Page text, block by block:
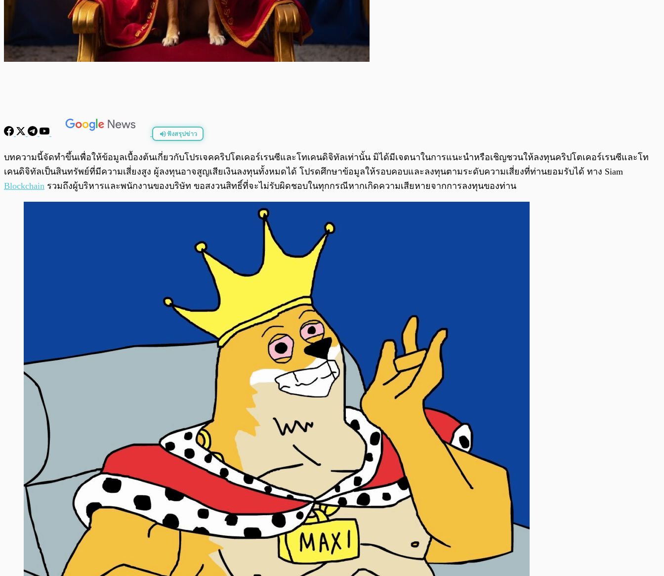
ฟังสรุปข่าว
พร้อมเล่น 0:00 0:00
บทความนี้จัดทำขึ้นเพื่อให้ข้อมูลเบื้องต้นเกี่ยวกับโปรเจคคริปโตเคอร์เรนซีและโทเคนดิจิทัลเท่านั้น มิได้มีเจตนาในการแนะนำหรือเชิญชวนให้ลงทุนคริปโตเคอร์เรนซีและโท
เคนดิจิทัลเป็นสินทรัพย์ที่มีความเสี่ยงสูง ผู้ลงทุนอาจสูญเสียเงินลงทุนทั้งหมดได้ โปรดศึกษาข้อมูลให้รอบคอบและลงทุนตามระดับความเสี่ยงที่ท่านยอมรับได้ ทาง Siam
Blockchain รวมถึงผู้บริหารและพนักงานของบริษัท ขอสงวนสิทธิ์ที่จะไม่รับผิดชอบในทุกกรณีหากเกิดความเสียหายจากการลงทุนของท่าน